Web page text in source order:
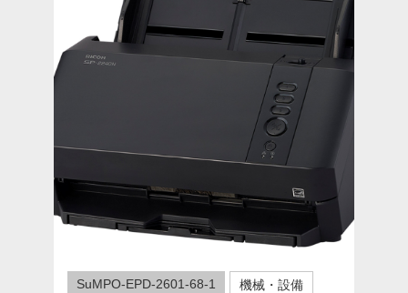
SuMPO-EPD-2601-68-1 機械・設備